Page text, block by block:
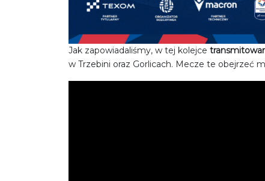
Jak zapowiadaliśmy, w tej kolejce
w Trzebini oraz Gorlicach. Mecze te obejrzeć